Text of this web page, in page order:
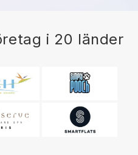
i 20 länder